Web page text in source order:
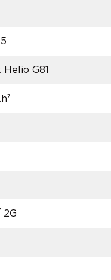
Helio G81
2G